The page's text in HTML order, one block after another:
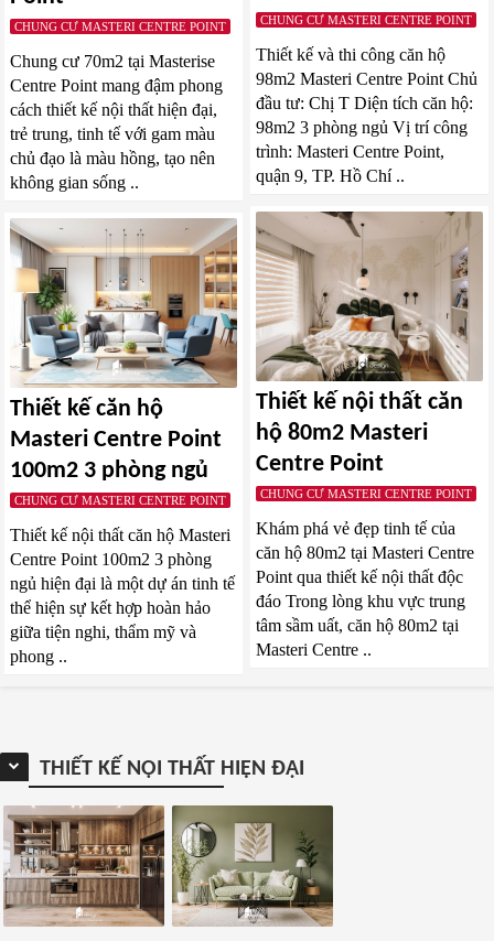
CHUNG CƯ MASTERI CENTRE POINT
Thiết kế và thi công căn hộ
98m2 Masteri Centre Point Chủ
đầu tư: Chị T Diện tích căn hộ:
98m2 3 phòng ngủ Vị trí công
trình: Masteri Centre Point,
quận 9, TP. Hồ Chí ..
CHUNG CƯ MASTERI CENTRE POINT
Chung cư 70m2 tại Masterise
Centre Point mang đậm phong
cách thiết kế nội thất hiện đại,
trẻ trung, tinh tế với gam màu
chủ đạo là màu hồng, tạo nên
không gian sống ..
Thiết kế nội thất căn
hộ 80m2 Masteri
Centre Point
CHUNG CƯ MASTERI CENTRE POINT
Khám phá vẻ đẹp tinh tế của
căn hộ 80m2 tại Masteri Centre
Point qua thiết kế nội thất độc
đáo Trong lòng khu vực trung
tâm sầm uất, căn hộ 80m2 tại
Masteri Centre ..
Thiết kế căn hộ
Masteri Centre Point
100m2 3 phòng ngủ
CHUNG CƯ MASTERI CENTRE POINT
Thiết kế nội thất căn hộ Masteri
Centre Point 100m2 3 phòng
ngủ hiện đại là một dự án tinh tế
thể hiện sự kết hợp hoàn hảo
giữa tiện nghi, thẩm mỹ và
phong ..
THIẾT KẾ NỘI THẤT HIỆN ĐẠI